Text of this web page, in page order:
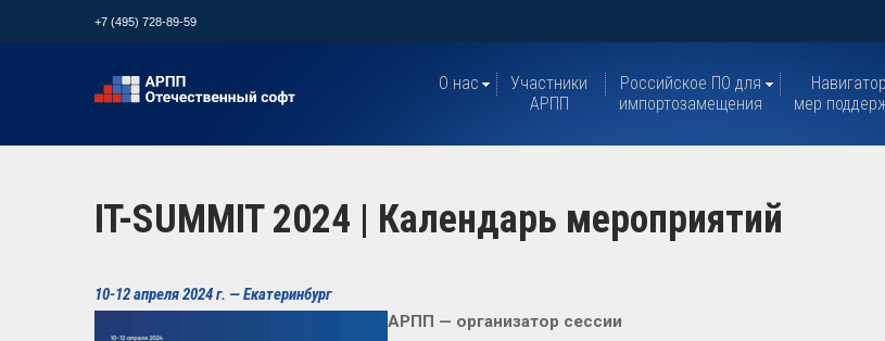
+7 (495) 728-89-59
О нас
Участники
АРПП
Российское ПО для
импортозамещения
Навигатор
мер
IT-SUMMIT 2024 | Календарь мероприятий
10-12 апреля 2024 г. — Екатеринбург
АРПП — организатор сессии